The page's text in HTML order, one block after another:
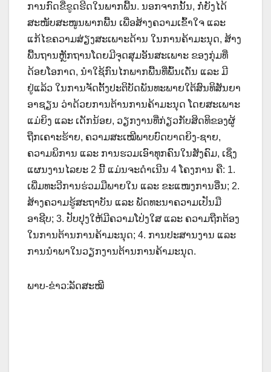
ການກົດຂີ່ຂູດຮີດໃນພາກພື້ນ. ນອກຈາກນັ້ນ, ກໍ່ຍັງໄດ້
ສະໜັບສະໜູນພາກພື້ນ ເພື່ອສ້າງຄວາມເຂົ້າໃຈ ແລະ
ແກ້ໄຂຄວາມສ່ຽງສະເພາະດ້ານ ໃນການຄ້າມະນຸດ, ສ້າງ
ພື້ນຖານຫຼັກຖານໂດຍມີຈຸດສຸມອັນສະເພາະ ຂອງກຸ່ມທີ່
ດ້ອຍໂອກາດ, ນໍາໃຊ້ກົນໄກພາກພື້ນທີ່ພົ້ນເດັ່ນ ແລະ ມີ
ຢູ່ແລ້ວ ໃນການຈັດຕັ້ງປະຕິບັດພັນທະພາຍໃຕ້ສົນທິສັນຍາ
ອາຊຽນ ວ່າດ້ວຍການຕ້ານການຄ້າມະນຸດ ໂດຍສະເພາະ
ແມ່ຍິງ ແລະ ເດັກນ້ອຍ, ວຽກງານທີ່ກ່ຽວກັບສິດທິຂອງຜູ້
ຖືກເຄາະຮ້າຍ, ຄວາມສະເໝີພາບບົດບາດຍິງ-ຊາຍ,
ຄວາມພິການ ແລະ ການຮວມເອົາທຸກຄົນໃນສັງຄົມ, ເຊິ່ງ
ແຜນງານໄລຍະ 2 ນີ້ ແມ່ນຈະດຳເນີນ 4 ໂຄງການ ຄື: 1.
ເພີ່ມທະວີການຮ່ວມມືພາຍໃນ ແລະ ຂະແໜງການອື່ນ; 2.
ສ້າງຄວາມຮູ້ສະຖາບັນ ແລະ ພັດທະນາຄວາມເປັນມື
ອາຊີບ; 3. ປັບປຸງໃຫ້ມີຄວາມໂປ່ງໃສ ແລະ ຄວາມຖືກຕ້ອງ
ໃນການຕ້ານການຄ້າມະນຸດ; 4. ການປະສານງານ ແລະ
ການນຳພາໃນວຽກງານຕ້ານການຄ້າມະນຸດ.
ພາບ-ຂ່າວ:ລັດສະໝີ